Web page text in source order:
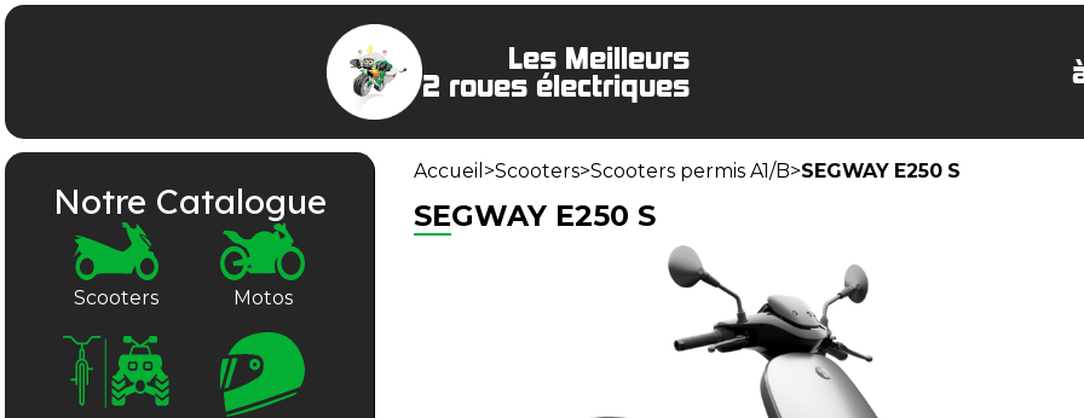
Les Meilleurs
2 roues électriques
Notre Catalogue
Scooters Motos
Accueil >Scooters>Scooters permis A1/B>SEGWAY E250 S
SEGWAY E250 S